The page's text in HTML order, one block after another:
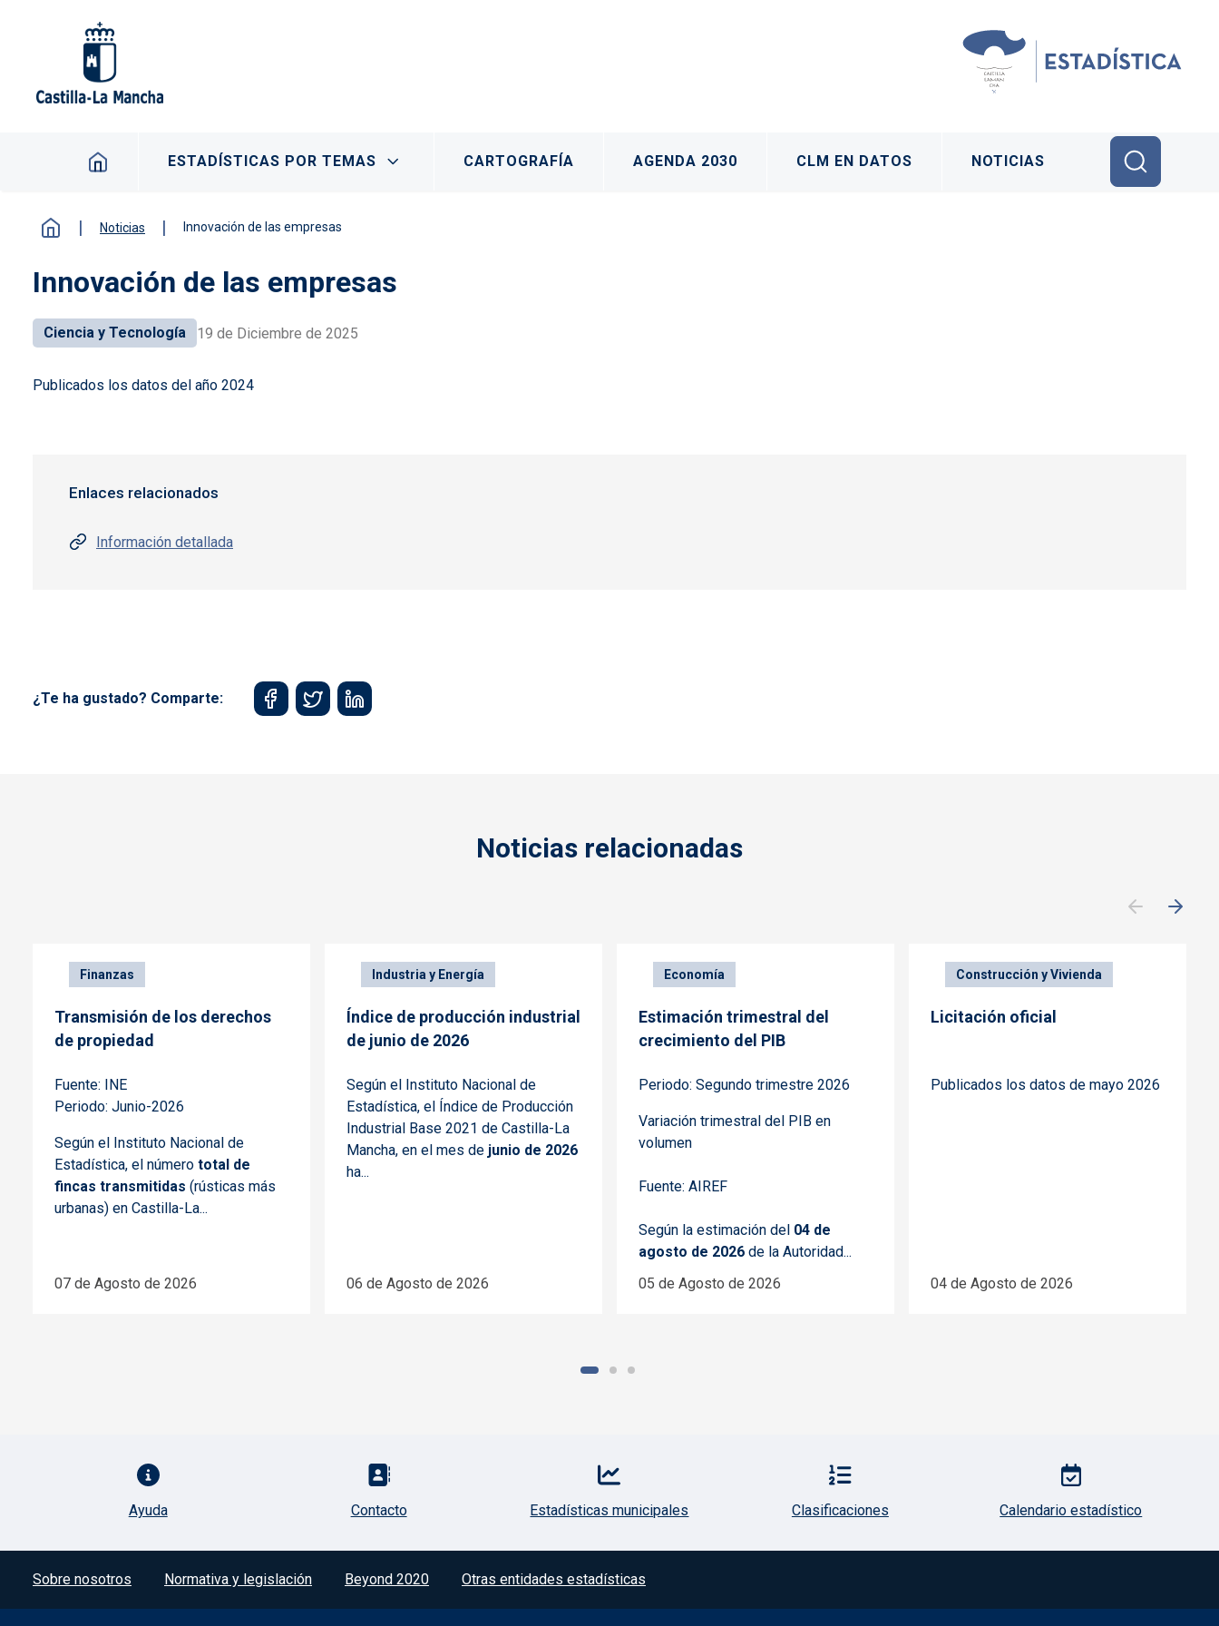
Navegación principal
ESTADÍSTICAS POR TEMAS CARTOGRAFÍA AGENDA 2030 CLM EN DATOS NOTICIAS
Noticias Innovación de las empresas
Innovación de las empresas
Ciencia y Tecnología 19 de Diciembre de 2025
Publicados los datos del año 2024
Enlaces relacionados
Información detallada
¿Te ha gustado? Comparte:
Noticias relacionadas
Finanzas
Transmisión de los derechos
de propiedad
Fuente: INE
Periodo: Junio-2026
Según el Instituto Nacional de
Estadística, el número total de
fincas transmitidas (rústicas más
urbanas) en Castilla-La...
07 de Agosto de 2026
Industria y Energía
Índice de producción industrial
de junio de 2026
Según el Instituto Nacional de
Estadística, el Índice de Producción
Industrial Base 2021 de Castilla-La
Mancha, en el mes de junio de 2026
ha...
06 de Agosto de 2026
Economía
Estimación trimestral del
crecimiento del PIB
Periodo: Segundo trimestre 2026
Variación trimestral del PIB en
volumen
Fuente: AIREF
Según la estimación del 04 de
agosto de 2026 de la Autoridad...
05 de Agosto de 2026
Construcción y Vivienda
Licitación oficial
Publicados los datos de mayo 2026
04 de Agosto de 2026
Ayuda Contacto Estadísticas municipales Clasificaciones Calendario estadístico
Menú del pie
Sobre nosotros Normativa y legislación Beyond 2020 Otras entidades estadísticas